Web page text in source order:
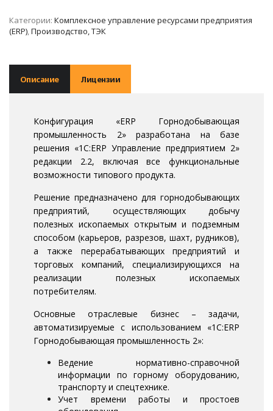
Категории: Комплексное управление ресурсами предприятия
(ERP),Производство, ТЭК
Описание Лицензии
Конфигурация «ERP Горнодобывающая
промышленность 2» разработана на базе
решения «1С:ERP Управление предприятием 2»
редакции 2.2, включая все функциональные
возможности типового продукта.
Решение предназначено для горнодобывающих
предприятий, осуществляющих добычу
полезных ископаемых открытым и подземным
способом (карьеров, разрезов, шахт, рудников),
а также перерабатывающих предприятий и
торговых компаний, специализирующихся на
реализации полезных ископаемых
потребителям.
Основные отраслевые бизнес – задачи,
автоматизируемые с использованием «1С:ERP
Горнодобывающая промышленность 2»:
Ведение нормативно-справочной
информации по горному оборудованию,
транспорту и спецтехнике.
Учет времени работы и простоев